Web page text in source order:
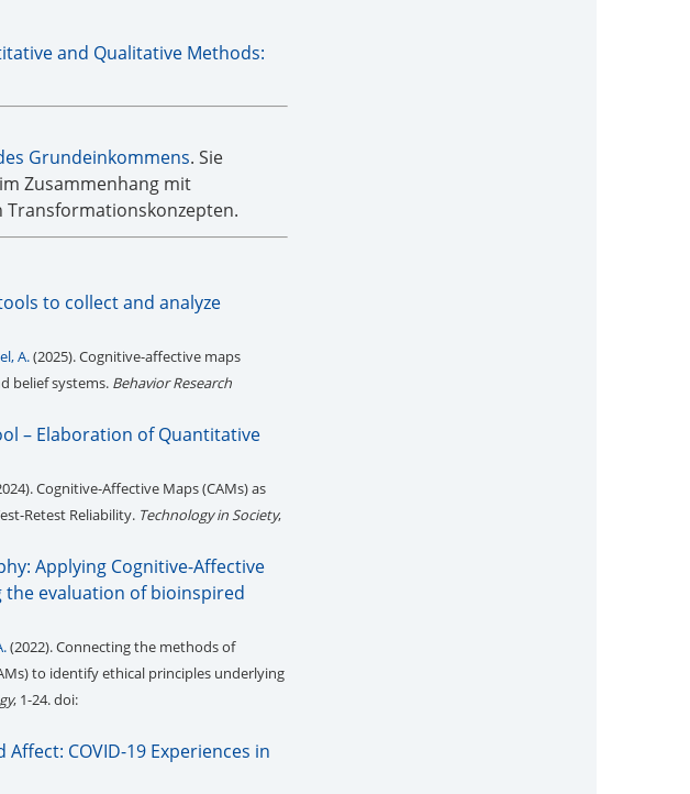
and Qualitative Methods:
Grundeinkommens. Sie
Zusammenhang mit
to collect and analyze
A.(2025). Cognitive-affective maps
belief systems. Behavior Research
– Elaboration of Quantitative
Cognitive-Affective Maps (CAMs) as
Retest Reliability. Technology in Society,
Applying Cognitive-Affective
the evaluation of bioinspired
(2022). Connecting the methods of
to identify ethical principles underlying
, 1-24. doi:
COVID-19 Experiences in